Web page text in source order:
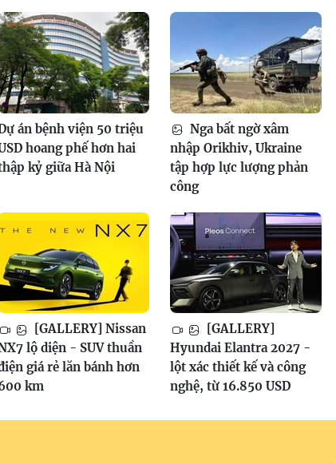
án bệnh viện 50 triệu
hoang phế hơn hai
kỷ giữa Hà Nội
Nga bất ngờ xâm
nhập Orikhiv, Ukraine
tập hợp lực lượng phản
công
[GALLERY] Nissan
lộ diện - SUV thuần
giá rẻ lăn bánh hơn
km
[GALLERY]
Hyundai Elantra 2027 -
lột xác thiết kế và công
nghệ, từ 16.850 USD